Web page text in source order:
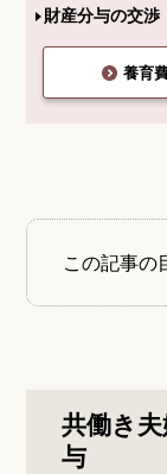
財産分与の交渉
養育
この記事の
共働き
与